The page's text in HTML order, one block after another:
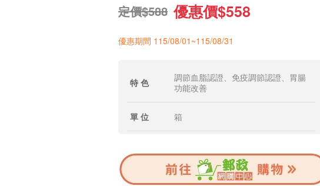
定價$588 優惠價$558
優惠期間 115/08/01~115/08/31
特 色
調節血脂認證、免疫調節認證、胃腸
功能改善
單 位 箱